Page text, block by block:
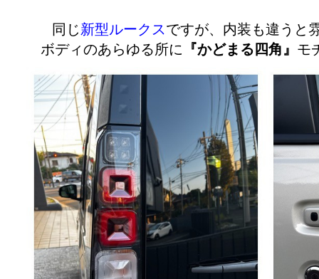
同じ新型ルークスですが、内装も違うと
ボディのあらゆる所に 『かどまる四角』 モ